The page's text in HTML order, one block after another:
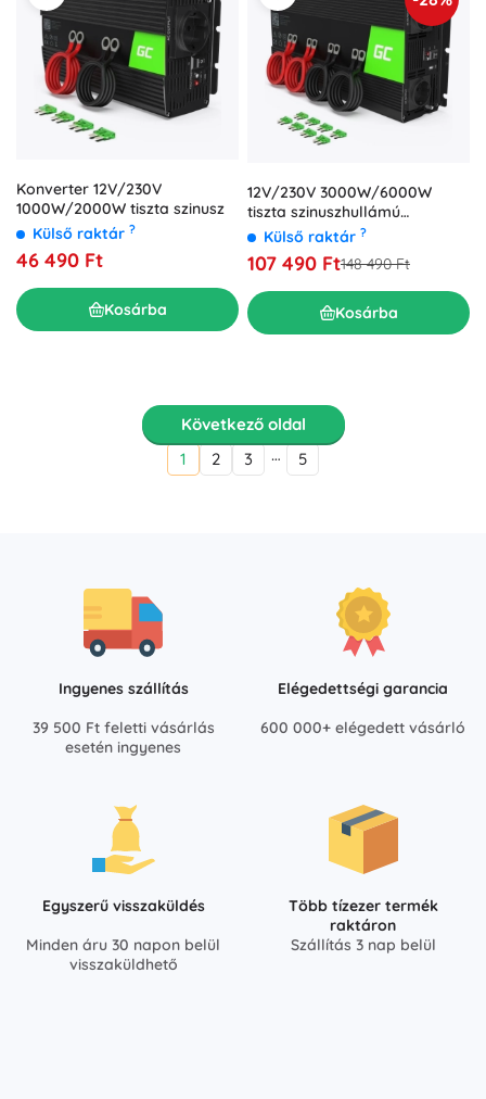
Konverter 12V/230V
1000W/2000W tiszta szinusz
Külső raktár ?
46 490 Ft
Kosárba
12V/230V 3000W/6000W
tiszta szinuszhullámú
átalakító
Külső raktár ?
107 490 Ft148 490 Ft
Kosárba
Következő oldal
1
2 3 … 5
Ingyenes szállítás
39 500 Ft feletti vásárlás
esetén ingyenes
Elégedettségi garancia
600 000+ elégedett vásárló
Egyszerű visszaküldés
Minden áru 30 napon belül
visszaküldhető
Több tízezer termék
raktáron
Szállítás 3 nap belül